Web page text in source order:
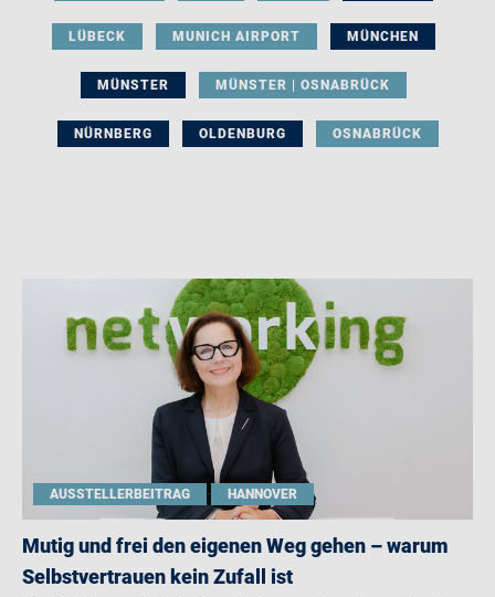
LÜBECK MUNICH AIRPORT MÜNCHEN
MÜNSTER MÜNSTER | OSNABRÜCK
NÜRNBERG OLDENBURG OSNABRÜCK
AUSSTELLERBEITRAG HANNOVER
Mutig und frei den eigenen Weg gehen – warum
Selbstvertrauen kein Zufall ist